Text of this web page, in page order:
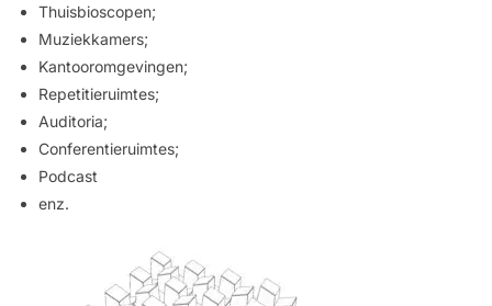
Thuisbioscopen;
Muziekkamers;
Kantooromgevingen;
Repetitieruimtes;
Auditoria;
Conferentieruimtes;
Podcast
enz.